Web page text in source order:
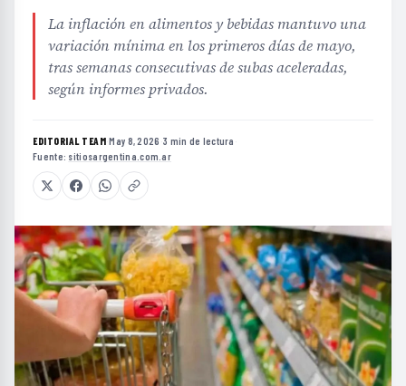
La inflación en alimentos y bebidas mantuvo una
variación mínima en los primeros días de mayo,
tras semanas consecutivas de subas aceleradas,
según informes privados.
EDITORIAL TEAM·May 8, 2026 ·3 min de lectura ·
Fuente: sitiosargentina.com.ar